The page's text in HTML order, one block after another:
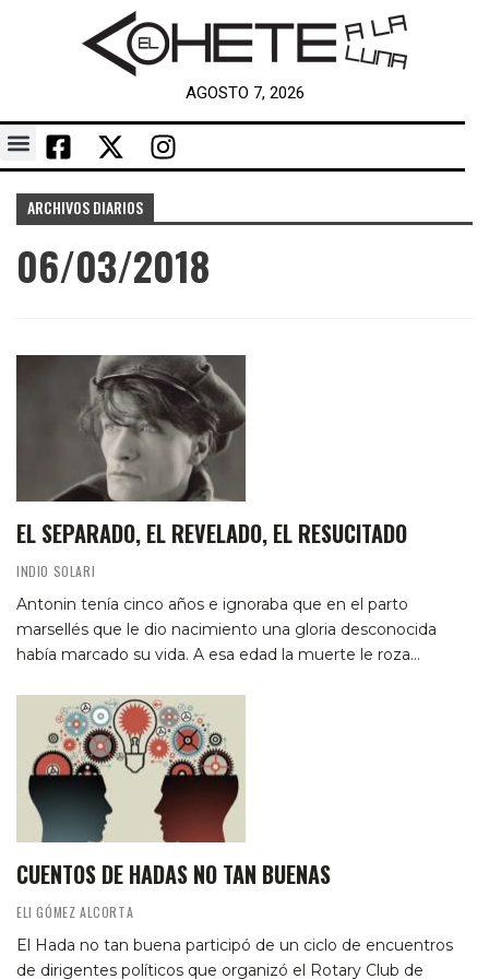
AGOSTO 7, 2026
ARCHIVOS DIARIOS
06/03/2018
EL SEPARADO, EL REVELADO, EL RESUCITADO
INDIO SOLARI
Antonin tenía cinco años e ignoraba que en el parto
marsellés que le dio nacimiento una gloria desconocida
había marcado su vida. A esa edad la muerte le roza…
CUENTOS DE HADAS NO TAN BUENAS
ELI GÓMEZ ALCORTA
El Hada no tan buena participó de un ciclo de encuentros
de dirigentes políticos que organizó el Rotary Club de